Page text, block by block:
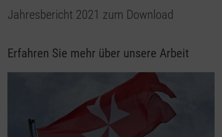
Jahresbericht 2021 zum Download
Erfahren Sie mehr über unsere Arbeit